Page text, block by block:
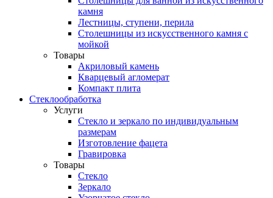
камня
Лестницы, ступени, перила
Столешницы из искусственного камня с
мойкой
Товары
Акриловый камень
Кварцевый агломерат
Компакт плита
Стеклообработка
Услуги
Стекло и зеркало по индивидуальным
размерам
Изготовление фацета
Гравировка
Товары
Стекло
Зеркало